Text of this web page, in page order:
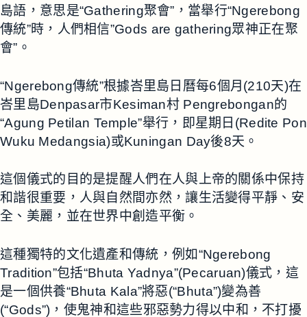
島語，意思是“Gathering聚會”，當舉行“Ngerebong
傳統”時，人們相信”Gods are gathering眾神正在聚
會”。
“Ngerebong傳統”根據峇里島日曆每6個月(210天)在
峇里島Denpasar市Kesiman村 Pengrebongan的
“Agung Petilan Temple”舉行，即星期日(Redite Pon
Wuku Medangsia)或Kuningan Day後8天。
這個儀式的目的是提醒人們在人與上帝的關係中保持
和諧很重要，人與自然間亦然，讓生活變得平靜、安
全、美麗，並在世界中創造平衡。
這種獨特的文化遺產和傳統，例如“Ngerebong
Tradition”包括“Bhuta Yadnya”(Pecaruan)儀式，這
是一個供養“Bhuta Kala”將惡(“Bhuta”)變為善
(“Gods”)，使鬼神和這些邪惡勢力得以中和，不打擾